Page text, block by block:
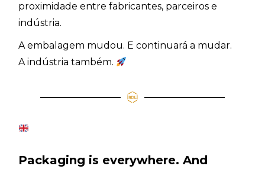
proximidade entre fabricantes, parceiros e
indústria.
A embalagem mudou. E continuará a mudar.
A indústria também.
Packaging is everywhere. And